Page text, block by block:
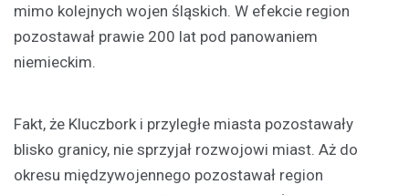
mimo kolejnych wojen śląskich. W efekcie region
pozostawał prawie 200 lat pod panowaniem
niemieckim.
Fakt, że Kluczbork i przyległe miasta pozostawały
blisko granicy, nie sprzyjał rozwojowi miast. Aż do
okresu międzywojennego pozostawał region